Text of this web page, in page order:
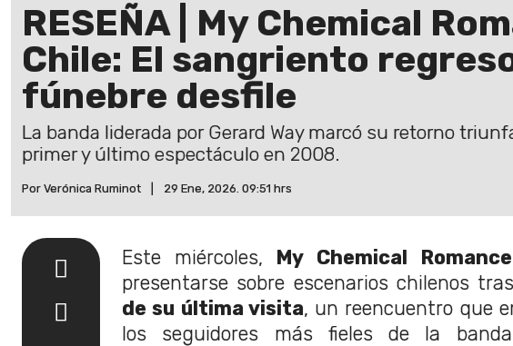
RESEÑA | My Chemical
Chile: El sangriento
fúnebre desfile
La banda liderada por Gerard Way marcó su retorno
primer y último espectáculo en 2008.
Por Verónica Ruminot 29 Ene, 2026. 09:51 hrs
Este miércoles, My Chemical Romance
presentarse sobre escenarios chilenos
de su última visita, un reencuentro que
los seguidores más fieles de la